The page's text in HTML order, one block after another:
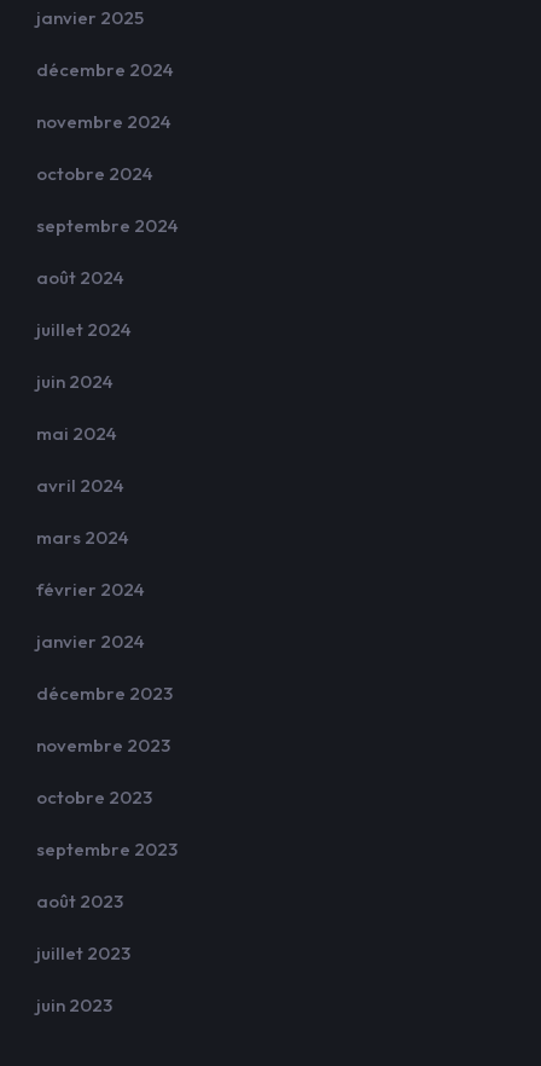
janvier 2025
décembre 2024
novembre 2024
octobre 2024
septembre 2024
août 2024
juillet 2024
juin 2024
mai 2024
avril 2024
mars 2024
février 2024
janvier 2024
décembre 2023
novembre 2023
octobre 2023
septembre 2023
août 2023
juillet 2023
juin 2023